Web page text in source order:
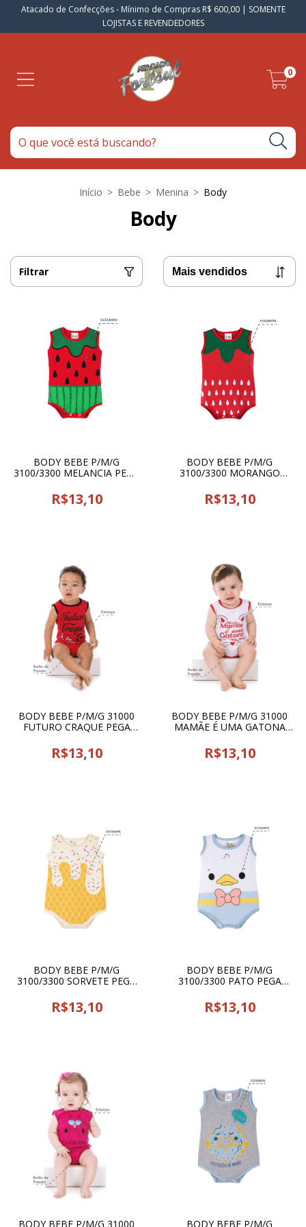
Atacado de Confecções - Mínimo de Compras R$ 600,00 | SOMENTE
LOJISTAS E REVENDEDORES
0
Início > Bebe > Menina > Body
Body
Filtrar
BODY BEBE P/M/G
3100/3300 MELANCIA PEGA
R$13,10
BODY BEBE P/M/G
3100/3300 MORANGO
R$13,10
BODY BEBE P/M/G 31000
FUTURO CRAQUE PEGA
R$13,10
BODY BEBE P/M/G 31000
MAMÃE É UMA GATONA
R$13,10
BODY BEBE P/M/G
3100/3300 SORVETE PEGA
R$13,10
BODY BEBE P/M/G
3100/3300 PATO PEGA
R$13,10
BODY BEBE P/M/G 31000 BODY BEBE P/M/G